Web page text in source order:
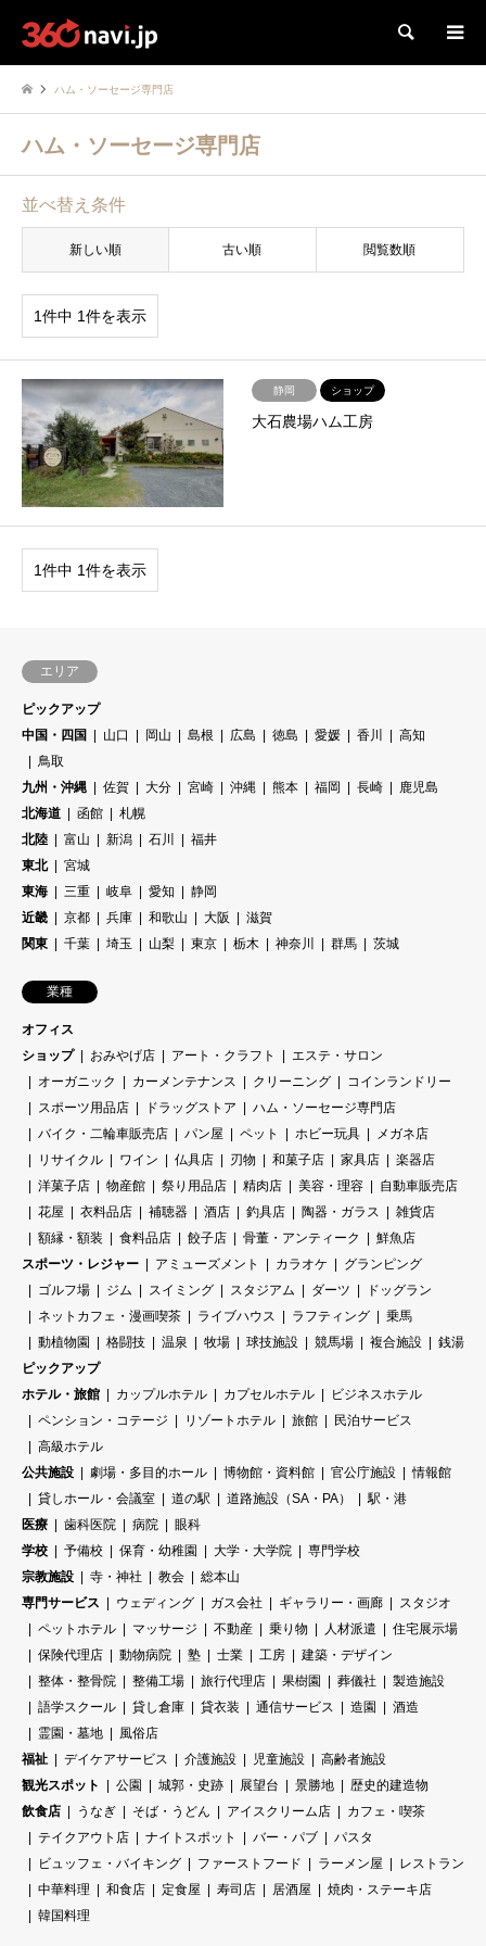
検索
ハム・ソーセージ専門店
ハム・ソーセージ専門店
並べ替え条件
新しい順 古い順 閲覧数順
1件中 1件を表示
静岡 ショップ
大石農場ハム工房
1件中 1件を表示
エリア
ピックアップ
中国・四国
山口 岡山 島根 広島 徳島 愛媛 香川
高知
鳥取
九州・沖縄
佐賀 大分 宮崎 沖縄 熊本 福岡 長崎
鹿児島
北海道
函館
札幌
北陸
富山 新潟 石川
福井
東北
宮城
東海
三重 岐阜 愛知
静岡
近畿
京都 兵庫 和歌山 大阪
滋賀
関東
千葉 埼玉 山梨 東京 栃木 神奈川 群馬 茨城
業種
オフィス
ショップ
おみやげ店 アート・クラフト
エステ・サロン
オーガニック
カーメンテナンス クリーニング
コインランドリー
スポーツ用品店
ドラッグストア
ハム・ソーセージ専門店
バイク・二輪車販売店
パン屋 ペット ホビー玩具
メガネ店
リサイクル
ワイン 仏具店 刃物 和菓子店 家具店
楽器店
洋菓子店
物産館 祭り用品店 精肉店 美容・理容
自動車販売店
花屋
衣料品店 補聴器 酒店 釣具店 陶器・ガラス
雑貨店
額縁・額装
食料品店 餃子店 骨董・アンティーク
鮮魚店
スポーツ・レジャー
アミューズメント カラオケ
グランピング
ゴルフ場
ジム スイミング スタジアム ダーツ
ドッグラン
ネットカフェ・漫画喫茶
ライブハウス ラフティング
乗馬
動植物園
格闘技 温泉 牧場 球技施設 競馬場 複合施設
銭湯
ピックアップ
ホテル・旅館
カップルホテル カプセルホテル
ビジネスホテル
ペンション・コテージ
リゾートホテル 旅館
民泊サービス
高級ホテル
公共施設
劇場・多目的ホール 博物館・資料館 官公庁施設
情報館
貸しホール・会議室
道の駅 道路施設（SA・PA）
駅・港
医療
歯科医院 病院
眼科
学校
予備校 保育・幼稚園 大学・大学院
専門学校
宗教施設
寺・神社 教会
総本山
専門サービス
ウェディング ガス会社 ギャラリー・画廊
スタジオ
ペットホテル
マッサージ 不動産 乗り物 人材派遣
住宅展示場
保険代理店
動物病院 塾 士業 工房
建築・デザイン
整体・整骨院
整備工場 旅行代理店 果樹園 葬儀社
製造施設
語学スクール
貸し倉庫 貸衣装 通信サービス 造園
酒造
霊園・墓地
風俗店
福祉
デイケアサービス 介護施設 児童施設
高齢者施設
観光スポット
公園 城郭・史跡 展望台 景勝地
歴史的建造物
飲食店
うなぎ そば・うどん アイスクリーム店
カフェ・喫茶
テイクアウト店
ナイトスポット バー・パブ
パスタ
ビュッフェ・バイキング
ファーストフード ラーメン屋
レストラン
中華料理
和食店 定食屋 寿司店 居酒屋
焼肉・ステーキ店
韓国料理